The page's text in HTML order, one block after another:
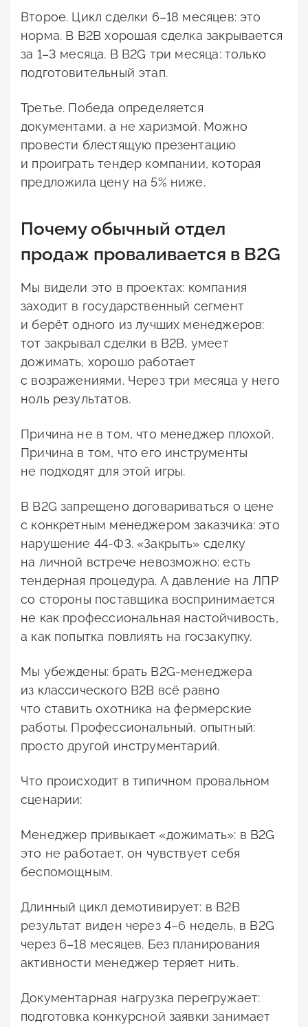
Второе. Цикл сделки 6–18 месяцев: это
норма. В B2B хорошая сделка закрывается
за 1–3 месяца. В B2G три месяца: только
подготовительный этап.
Третье. Победа определяется
документами, а не харизмой. Можно
провести блестящую презентацию
и проиграть тендер компании, которая
предложила цену на 5% ниже.
Почему обычный отдел
продаж проваливается в B2G
Мы видели это в проектах: компания
заходит в государственный сегмент
и берёт одного из лучших менеджеров:
тот закрывал сделки в B2B, умеет
дожимать, хорошо работает
с возражениями. Через три месяца у него
ноль результатов.
Причина не в том, что менеджер плохой.
Причина в том, что его инструменты
не подходят для этой игры.
В B2G запрещено договариваться о цене
с конкретным менеджером заказчика: это
нарушение 44-ФЗ. «Закрыть» сделку
на личной встрече невозможно: есть
тендерная процедура. А давление на ЛПР
со стороны поставщика воспринимается
не как профессиональная настойчивость,
а как попытка повлиять на госзакупку.
Мы убеждены: брать B2G-менеджера
из классического B2B всё равно
что ставить охотника на фермерские
работы. Профессиональный, опытный:
просто другой инструментарий.
Что происходит в типичном провальном
сценарии:
Менеджер привыкает «дожимать»: в B2G
это не работает, он чувствует себя
беспомощным.
Длинный цикл демотивирует: в B2B
результат виден через 4–6 недель, в B2G
через 6–18 месяцев. Без планирования
активности менеджер теряет нить.
Документарная нагрузка перегружает:
подготовка конкурсной заявки занимает